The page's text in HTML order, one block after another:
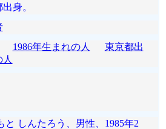
身。
1986年生まれの人
東京都出
と しんたろう、男性、1985年2